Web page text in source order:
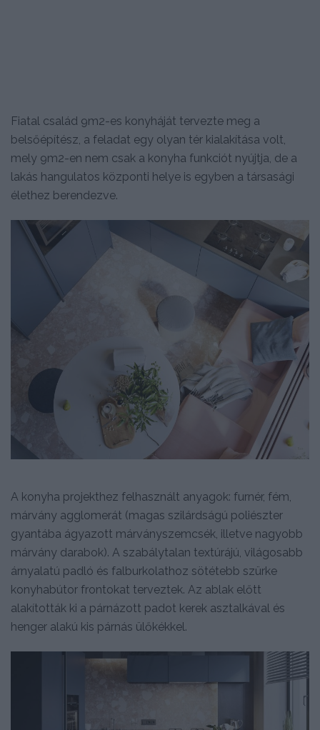
Fiatal család 9m2-es konyháját tervezte meg a
belsőépítész, a feladat egy olyan tér kialakítása volt,
mely 9m2-en nem csak a konyha funkciót nyújtja, de a
lakás hangulatos központi helye is egyben a társasági
élethez berendezve.
A konyha projekthez felhasznált anyagok: furnér, fém,
márvány agglomerát (magas szilárdságú poliészter
gyantába ágyazott márványszemcsék, illetve nagyobb
márvány darabok). A szabálytalan textúrájú, világosabb
árnyalatú padló és falburkolathoz sötétebb szürke
konyhabútor frontokat terveztek. Az ablak előtt
alakították ki a párnázott padot kerek asztalkával és
henger alakú kis párnás ülőkékkel.